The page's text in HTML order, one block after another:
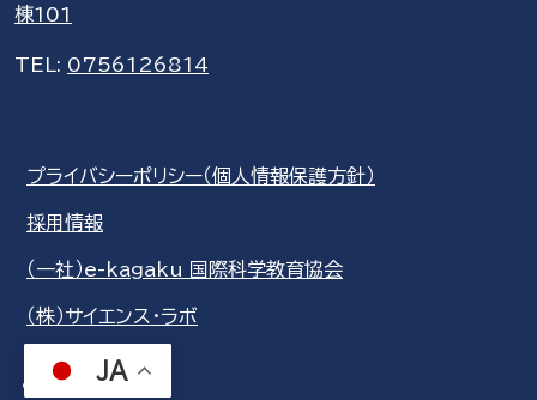
棟101
TEL: 0756126814
プライバシーポリシー（個人情報保護方針）
採用情報
（一社）e-kagaku 国際科学教育協会
（株）サイエンス・ラボ
share
JA